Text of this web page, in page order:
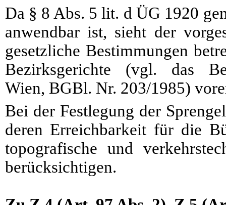
Da § 8 Abs. 5 lit. d ÜG 1920
anwendbar ist, sieht der
gesetzliche Bestimmungen
Bezirksgerichte (vgl. das
Wien, BGBl. Nr. 203/1985)
Bei der Festlegung der
deren Erreichbarkeit für die
topografische und
berücksichtigen.